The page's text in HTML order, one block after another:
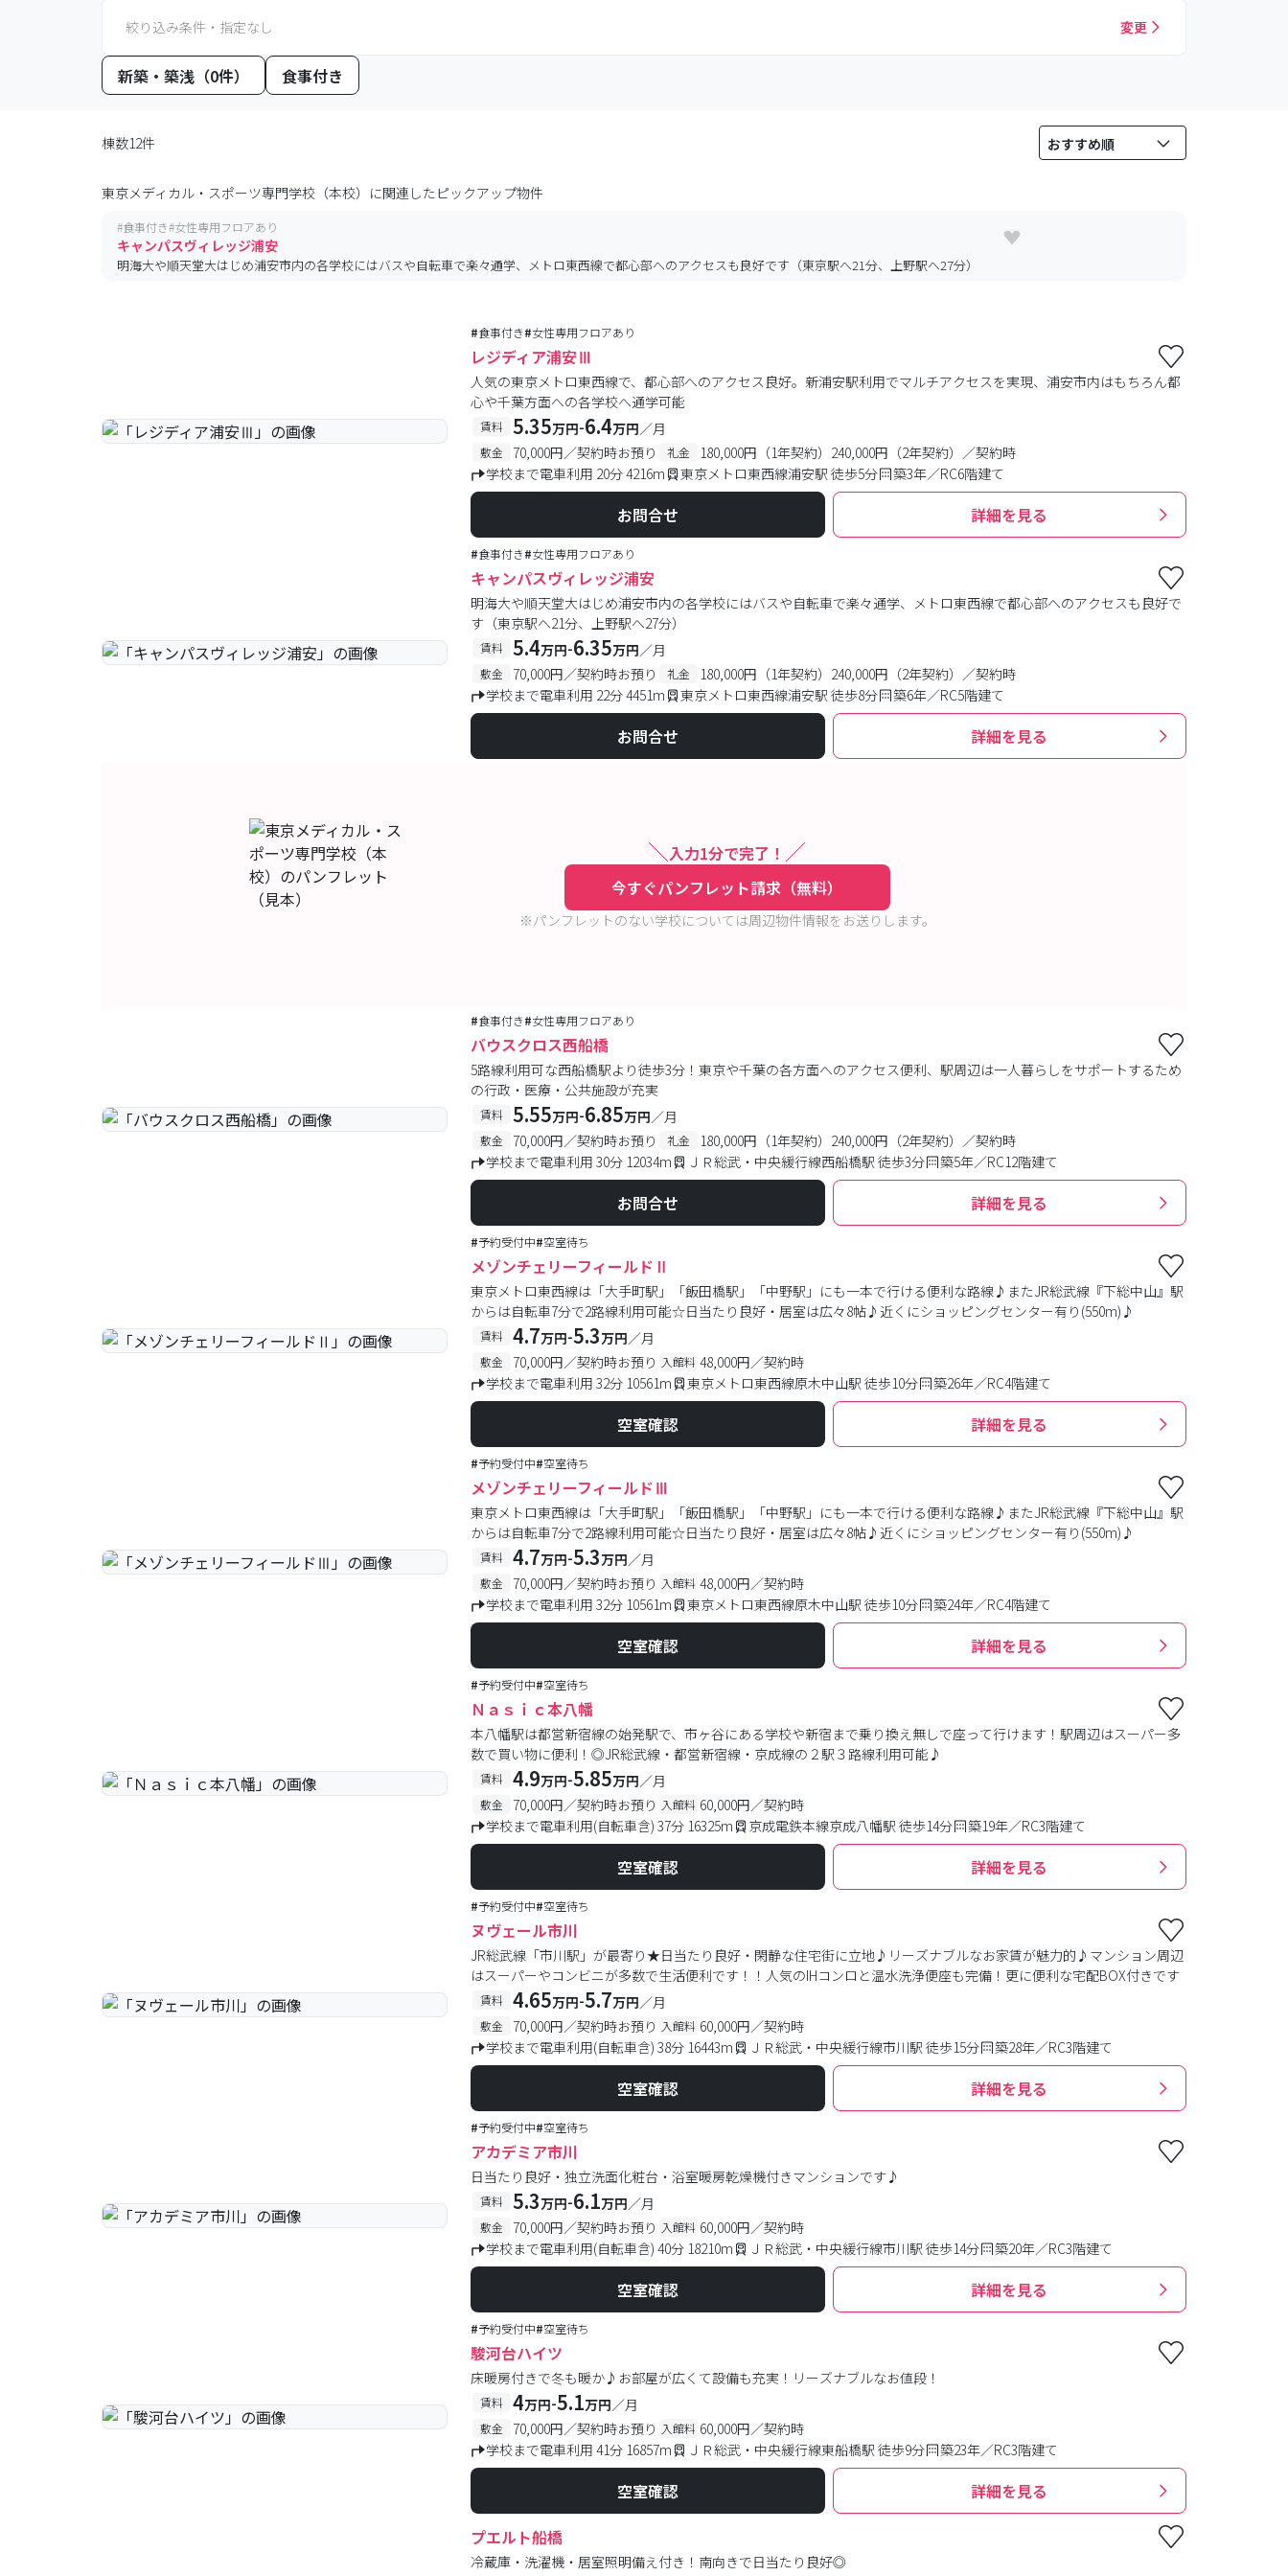
絞り込み条件・指定なし 変更
新築・築浅（0件） 食事付き
棟数12件
東京メディカル・スポーツ専門学校（本校） に関連したピックアップ物件
#食事付き#女性専用フロアあり
キャンパスヴィレッジ浦安
明海大や順天堂大はじめ浦安市内の各学校にはバスや自転車で楽々通学、メトロ東西線で都心部へのアクセスも良好です（東京駅へ21分、上野駅へ27分）
#食事付き#女性専用フロアあり
レジディア浦安Ⅲ
人気の東京メトロ東西線で、都心部へのアクセス良好。新浦安駅利用でマルチアクセスを実現、浦安市内はもちろん都
心や千葉方面への各学校へ通学可能
賃料 5.35万円-6.4万円／月
敷金 70,000円／契約時お預り 礼金
180,000円（1年契約）240,000円（2年契約）／契約時
学校まで電車利用 20分 4216m
東京メトロ東西線浦安駅 徒歩5分 築3年／RC6階建て
お問合せ 詳細を見る
#食事付き#女性専用フロアあり
キャンパスヴィレッジ浦安
明海大や順天堂大はじめ浦安市内の各学校にはバスや自転車で楽々通学、メトロ東西線で都心部へのアクセスも良好で
す（東京駅へ21分、上野駅へ27分）
賃料 5.4万円-6.35万円／月
敷金 70,000円／契約時お預り 礼金
180,000円（1年契約）240,000円（2年契約）／契約時
学校まで電車利用 22分 4451m
東京メトロ東西線浦安駅 徒歩8分 築6年／RC5階建て
お問合せ 詳細を見る
入力1分で完了！
今すぐパンフレット請求（無料）
※パンフレットのない学校については周辺物件情報をお送りします。
#食事付き#女性専用フロアあり
バウスクロス西船橋
5路線利用可な西船橋駅より徒歩3分！東京や千葉の各方面へのアクセス便利、駅周辺は一人暮らしをサポートするため
の行政・医療・公共施設が充実
賃料 5.55万円-6.85万円／月
敷金 70,000円／契約時お預り 礼金
180,000円（1年契約）240,000円（2年契約）／契約時
学校まで電車利用 30分 12034m
ＪＲ総武・中央緩行線西船橋駅 徒歩3分 築5年／RC12階建て
お問合せ 詳細を見る
#予約受付中#空室待ち
メゾンチェリーフィールドⅡ
東京メトロ東西線は「大手町駅」「飯田橋駅」「中野駅」にも一本で行ける便利な路線♪またJR総武線『下総中山』駅
からは自転車7分で2路線利用可能☆日当たり良好・居室は広々8帖♪近くにショッピングセンター有り(550m)♪
賃料 4.7万円-5.3万円／月
敷金 70,000円／契約時お預り 入館料 48,000円／契約時
学校まで電車利用 32分 10561m
東京メトロ東西線原木中山駅 徒歩10分 築26年／RC4階建て
空室確認 詳細を見る
#予約受付中#空室待ち
メゾンチェリーフィールドⅢ
東京メトロ東西線は「大手町駅」「飯田橋駅」「中野駅」にも一本で行ける便利な路線♪またJR総武線『下総中山』駅
からは自転車7分で2路線利用可能☆日当たり良好・居室は広々8帖♪近くにショッピングセンター有り(550m)♪
賃料 4.7万円-5.3万円／月
敷金 70,000円／契約時お預り 入館料 48,000円／契約時
学校まで電車利用 32分 10561m
東京メトロ東西線原木中山駅 徒歩10分 築24年／RC4階建て
空室確認 詳細を見る
#予約受付中#空室待ち
Ｎａｓｉｃ本八幡
本八幡駅は都営新宿線の始発駅で、市ヶ谷にある学校や新宿まで乗り換え無しで座って行けます！駅周辺はスーパー多
数で買い物に便利！◎JR総武線・都営新宿線・京成線の２駅３路線利用可能♪
賃料 4.9万円-5.85万円／月
敷金 70,000円／契約時お預り 入館料 60,000円／契約時
学校まで電車利用(自転車含) 37分 16325m
京成電鉄本線京成八幡駅 徒歩14分 築19年／RC3階建て
空室確認 詳細を見る
#予約受付中#空室待ち
ヌヴェール市川
JR総武線「市川駅」が最寄り★日当たり良好・閑静な住宅街に立地♪リーズナブルなお家賃が魅力的♪マンション周辺
はスーパーやコンビニが多数で生活便利です！！人気のIHコンロと温水洗浄便座も完備！更に便利な宅配BOX付きです
賃料 4.65万円-5.7万円／月
敷金 70,000円／契約時お預り 入館料 60,000円／契約時
学校まで電車利用(自転車含) 38分 16443m
ＪＲ総武・中央緩行線市川駅 徒歩15分 築28年／RC3階建て
空室確認 詳細を見る
#予約受付中#空室待ち
アカデミア市川
日当たり良好・独立洗面化粧台・浴室暖房乾燥機付きマンションです♪
賃料 5.3万円-6.1万円／月
敷金 70,000円／契約時お預り 入館料 60,000円／契約時
学校まで電車利用(自転車含) 40分 18210m
ＪＲ総武・中央緩行線市川駅 徒歩14分 築20年／RC3階建て
空室確認 詳細を見る
#予約受付中#空室待ち
駿河台ハイツ
床暖房付きで冬も暖か♪お部屋が広くて設備も充実！リーズナブルなお値段！
賃料 4万円-5.1万円／月
敷金 70,000円／契約時お預り 入館料 60,000円／契約時
学校まで電車利用 41分 16857m
ＪＲ総武・中央緩行線東船橋駅 徒歩9分 築23年／RC3階建て
空室確認
詳細を見る
プエルト船橋
冷蔵庫・洗濯機・居室照明備え付き！南向きで日当たり良好◎